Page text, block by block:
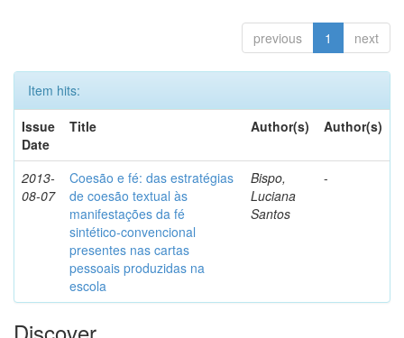
previous 1 next
Item hits:
Issue
Date
Title Author(s) Author(s)
2013-
08-07
Coesão e fé: das estratégias
de coesão textual às
manifestações da fé
sintético-convencional
presentes nas cartas
pessoais produzidas na
escola
Bispo,
Luciana
Santos
-